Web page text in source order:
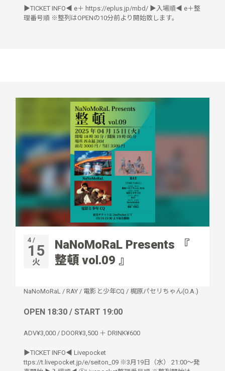
▶︎TICKET INFO◀︎ e＋ https://eplus.jp/mbd/ ▶︎入場順◀︎ e＋整
理番号順 ※整列はOPENの10分前より開始致します。
4 /
15
火
NaNoMoRaL Presents 『
整頓 vol.09 』
NaNoMoRaL / RAY / 電影と少年CQ / 梶原パセリちゃん(O.A.)
OPEN 18:30 / START 19:00
ADV¥3,000 / DOOR¥3,500 ＋ DRINK¥600
▶︎TICKET INFO◀︎ Livepocket
ttps://t.livepocket.jp/e/seiton_09 ※3月19日（水） 21:00〜発